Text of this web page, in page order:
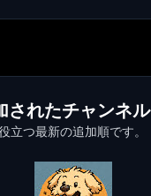
されたチャンネル
立つ最新の追加順です。